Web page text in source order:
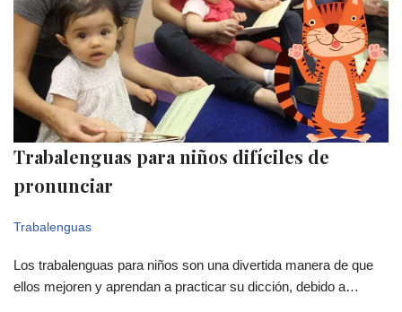
Trabalenguas para niños difíciles de
pronunciar
Trabalenguas
Los trabalenguas para niños son una divertida manera de que
ellos mejoren y aprendan a practicar su dicción, debido a…